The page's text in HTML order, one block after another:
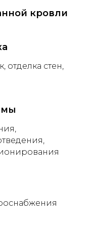
кровли
отделка стен,